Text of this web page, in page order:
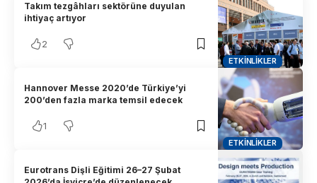
ETKINLIKLER
Takım tezgâhları sektörüne duyulan
ihtiyaç artıyor
2
ETKINLIKLER
Hannover Messe 2020’de Türkiye’yi
200’den fazla marka temsil edecek
1
Eurotrans Dişli Eğitimi 26–27 Şubat